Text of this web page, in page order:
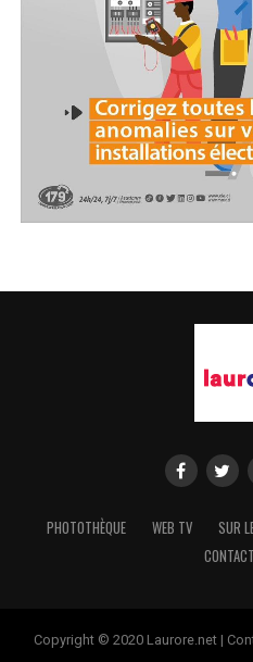
PHOTOTHÈQUE WEB TV SUR
Copyright © 2020 Laurore.net |